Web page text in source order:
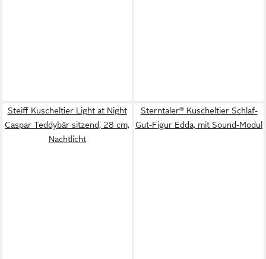
Steiff Kuscheltier Light at Night
Caspar Teddybär sitzend, 28 cm,
Nachtlicht
Sterntaler® Kuscheltier Schlaf-
Gut-Figur Edda, mit Sound-Modul